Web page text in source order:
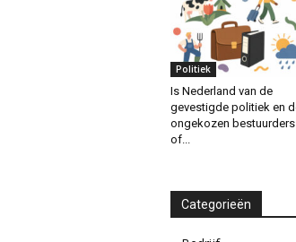
Politiek
Is Nederland van de
gevestigde politiek en
ongekozen bestuurders
of...
Categorieën